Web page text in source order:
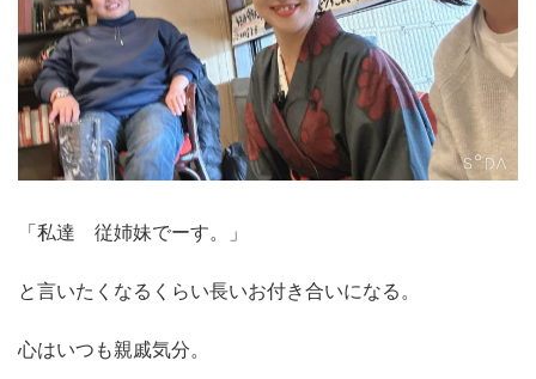
「私達 従姉妹でーす。」
と言いたくなるくらい長いお付き合いになる。
心はいつも親戚気分。